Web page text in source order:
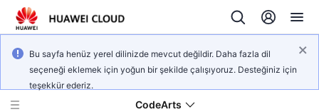
Bu sayfa henüz yerel dilinizde mevcut değildir. Daha fazla dil
seçeneği eklemek için yoğun bir şekilde çalışıyoruz. Desteğiniz için
teşekkür ederiz.
CodeArts